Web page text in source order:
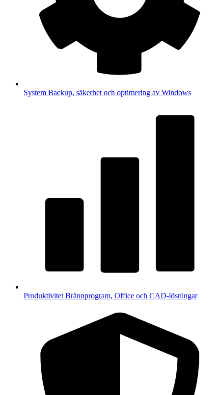
System Backup, säkerhet och optimering av Windows
Produktivitet Brännprogram, Office och CAD-lösningar